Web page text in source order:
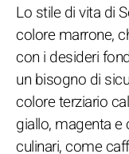
Lo stile di vita di
colore marrone,
con i desideri
un bisogno di
colore terziario
giallo, magenta
culinari, come